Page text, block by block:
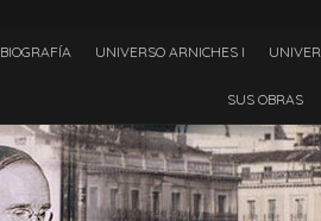
BIOGRAFÍA UNIVERSO ARNICHES I
SUS OBRAS